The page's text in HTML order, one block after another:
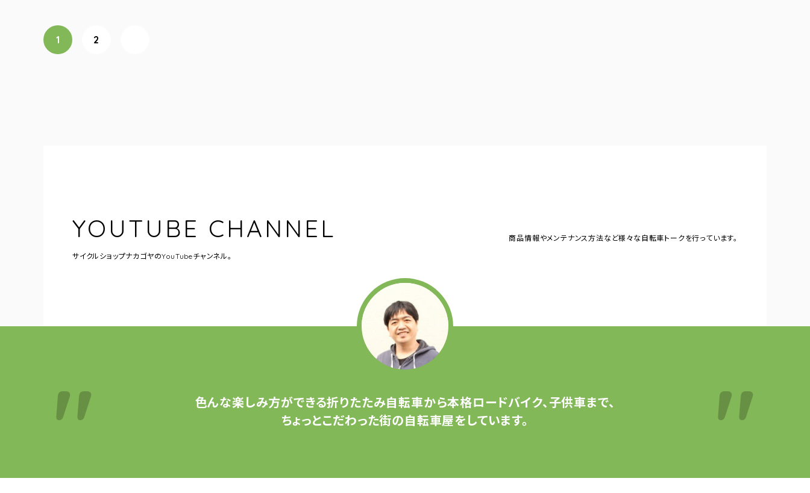
投稿ナビゲーション
1 2
YOUTUBE CHANNEL
サイクルショップナカゴヤのYouTubeチャンネル。
商品情報やメンテナンス方法など様々な自転車トークを行っています。
色んな楽しみ方ができる折りたたみ自転車から本格ロードバイク、子供車まで、
ちょっとこだわった街の自転車屋をしています。